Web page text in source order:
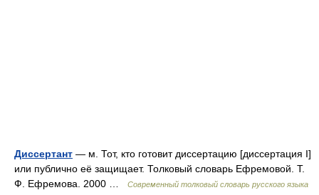
Диссертант — м. Тот, кто готовит диссертацию [диссертация I]
или публично её защищает. Толковый словарь Ефремовой. Т.
Ф. Ефремова. 2000 …
Современный толковый словарь русского языка